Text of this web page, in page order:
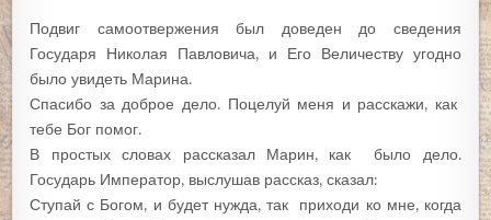
Подвиг самоотвержения был доведен до сведения
Государя Николая Павловича, и Его Величеству угодно
было увидеть Марина.
Спасибо за доброе дело. Поцелуй меня и расскажи, как
тебе Бог помог.
В простых словах рассказал Марин, как было дело.
Государь Император, выслушав рассказ, сказал:
Ступай с Богом, и будет нужда, так приходи ко мне, когда